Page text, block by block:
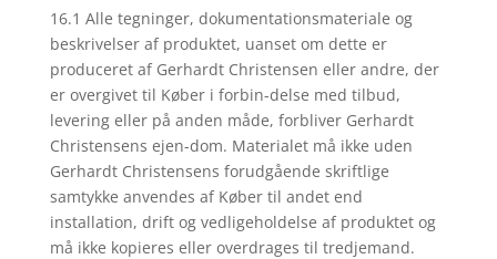
16.1 Alle tegninger, dokumentationsmateriale og
beskrivelser af produktet, uanset om dette er
produceret af Gerhardt Christensen eller andre, der
er overgivet til Køber i forbin-delse med tilbud,
levering eller på anden måde, forbliver Gerhardt
Christensens ejen-dom. Materialet må ikke uden
Gerhardt Christensens forudgående skriftlige
samtykke anvendes af Køber til andet end
installation, drift og vedligeholdelse af produktet og
må ikke kopieres eller overdrages til tredjemand.